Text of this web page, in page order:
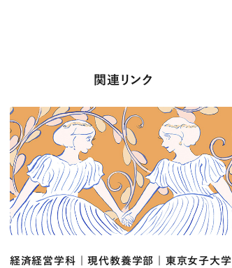
関連リンク
経済経営学科 | 現代教養学部 | 東京女子大学